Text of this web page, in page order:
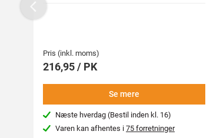
Pris (inkl. moms)
216,95 / PK
Se mere
Næste hverdag (Bestil inden kl. 16)
Varen kan afhentes i75 forretninger
Previous